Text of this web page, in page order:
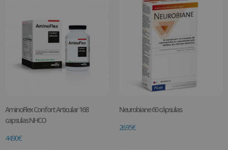
AminoFlex Confort Articular 168
capsulas NHCO
44.90€
Neurobiane 60 cápsulas
26.95€